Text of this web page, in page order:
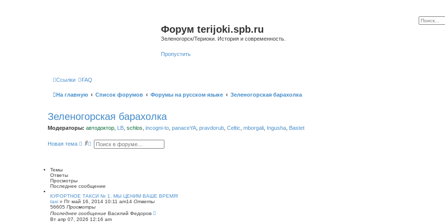
Форум terijoki.spb.ru
Зеленогорск/Териоки. История и современность.
Пропустить
Ссылки FAQ
На главную Список форумов Форумы на русском языке Зеленогорская барахолка
Зеленогорская барахолка
Модераторы: автодоктор LB schlos incogni-to panaceYA pravdorub Celtic mborgali Ingusha Bastet
Новая тема
П Р
н
ы
й
п
о
и
Темы
Ответы
Просмотры
Последнее сообщение
КУРОРТНОЕ ТАКСИ № 1. МЫ ЦЕНИМ ВАШЕ ВРЕМЯ!
taxi » Пт май 16, 2014 10:11 am14 Ответы
56605 Просмотры
Последнее сообщение Василий Федоров
Вт апр 07, 2026 12:16 am